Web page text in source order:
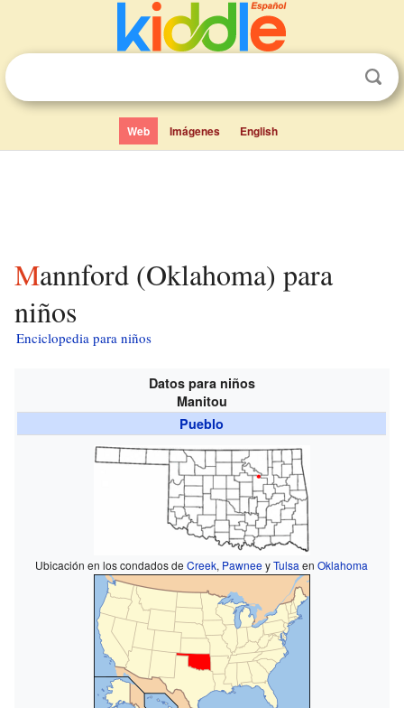
Web Imágenes English
Mannford (Oklahoma) para
niños
Enciclopedia para niños
Datos para niños
Manitou
Pueblo
Ubicación en los condados deCreek, PawneeyTulsa enOklahoma